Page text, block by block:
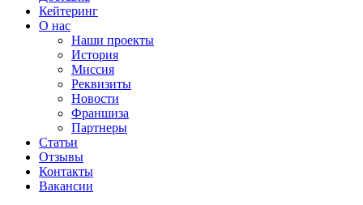
Кейтеринг
О нас
Наши проекты
История
Миссия
Реквизиты
Новости
Франшиза
Партнеры
Статьи
Отзывы
Контакты
Вакансии